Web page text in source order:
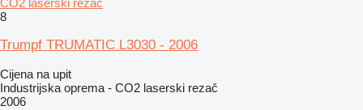
8
Trumpf TRUMATIC L3030 - 2006
Cijena na upit
Industrijska oprema - CO2 laserski rezač
2006